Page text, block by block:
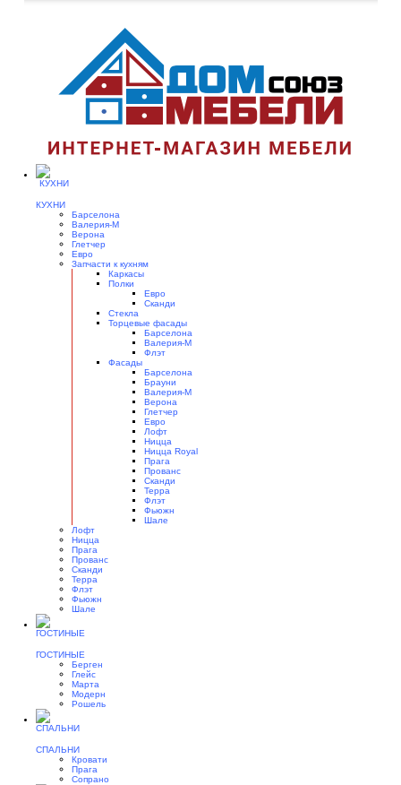
КУХНИ
Барселона
Валерия-М
Верона
Глетчер
Евро
Запчасти к кухням
Каркасы
Полки
Евро
Сканди
Стекла
Торцевые фасады
Барселона
Валерия-М
Флэт
Фасады
Барселона
Брауни
Валерия-М
Верона
Глетчер
Евро
Лофт
Ницца
Ницца Royal
Прага
Прованс
Сканди
Терра
Флэт
Фьюжн
Шале
Лофт
Ницца
Прага
Прованс
Сканди
Терра
Флэт
Фьюжн
Шале
ГОСТИНЫЕ
Берген
Глейс
Марта
Модерн
Рошель
СПАЛЬНИ
Кровати
Прага
Сопрано